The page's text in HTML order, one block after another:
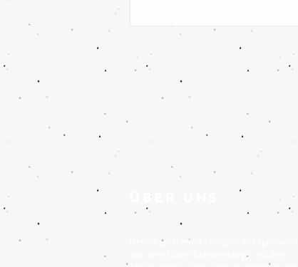
letzten Saisonspiel!
ÜBER UNS
Der SV Leuthen/Kl. Oßnig ist ein Sportverein
aus dem Süden Brandenburgs, mit den